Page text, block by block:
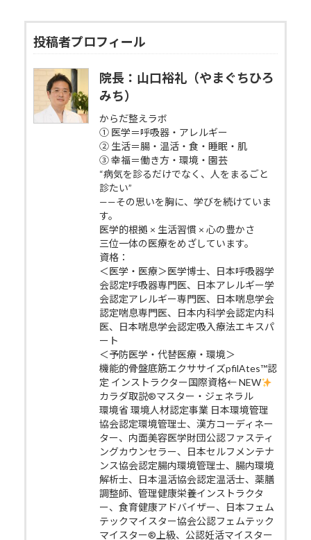
投稿者プロフィール
院長：山口裕礼（やまぐちひろ
みち）
からだ整えラボ
① 医学＝呼吸器・アレルギー
② 生活＝腸・温活・食・睡眠・肌
③ 幸福＝働き方・環境・園芸
“病気を診るだけでなく、人をまるごと
診たい”
——その思いを胸に、学びを続けていま
す。
医学的根拠 × 生活習慣 × 心の豊かさ
三位一体の医療をめざしています。
資格：
＜医学・医療＞医学博士、日本呼吸器学
会認定呼吸器専門医、日本アレルギー学
会認定アレルギー専門医、日本喘息学会
認定喘息専門医、日本内科学会認定内科
医、日本喘息学会認定吸入療法エキスパ
ート
＜予防医学・代替医療・環境＞
機能的骨盤底筋エクササイズpfilAtes™認
定 インストラクター国際資格← NEW
カラダ取説®マスター・ジェネラル
環境省 環境人材認定事業 日本環境管理
協会認定環境管理士、漢方コーディネー
ター、内面美容医学財団公認ファスティ
ングカウンセラー、日本セルフメンテナ
ンス協会認定腸内環境管理士、腸内環境
解析士、日本温活協会認定温活士、薬膳
調整師、管理健康栄養インストラクタ
ー、食育健康アドバイザー、日本フェム
テックマイスター協会公認フェムテック
マイスター®上級、公認妊活マイスター